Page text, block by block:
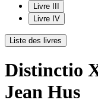
Livre III
Livre IV
Liste des livres
Distinctio
Jean Hus